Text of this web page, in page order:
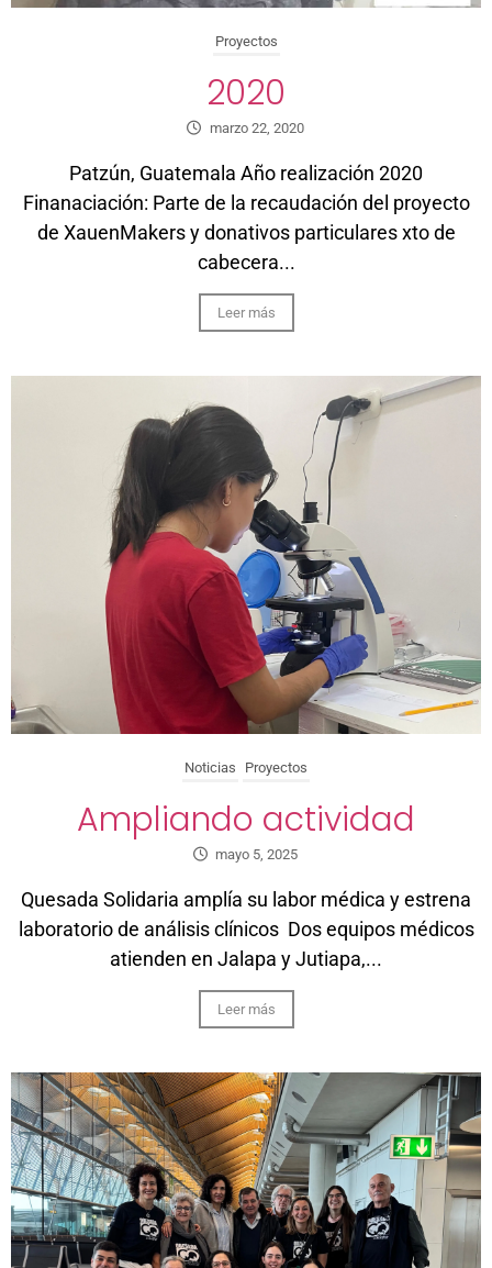
Proyectos
2020
marzo 22, 2020
Patzún, Guatemala Año realización 2020
Finanaciación: Parte de la recaudación del proyecto
de XauenMakers y donativos particulares xto de
cabecera...
Leer más
Noticias Proyectos
Ampliando actividad
mayo 5, 2025
Quesada Solidaria amplía su labor médica y estrena
laboratorio de análisis clínicos Dos equipos médicos
atienden en Jalapa y Jutiapa,...
Leer más